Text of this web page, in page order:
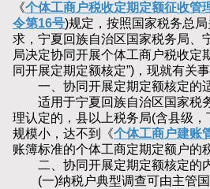
《个体工商户税收定期定额征收管
令第16号)规定，按照国家税务总
求，宁夏回族自治区国家税务局、
局决定协同开展个体工商户税收定
同开展定期定额核定”)，现就有关
一、协同开展定期定额核定的
适用于宁夏回族自治区国家税
理认定的，县以上税务局(含县级
规模小，达不到《个体工商户建账
账簿标准的个体工商定期定额户的
二、协同开展定期定额核定的
(一)纳税户典型调查可由主管国